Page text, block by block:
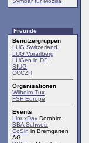
Freunde
Benutzergruppen
LUG Switzerland
LUG Vorarlberg
LUGen in DE
SIUG
CCCZH
Organisationen
Wilhelm Tux
FSF Europe
Events
LinuxDay Dornbirn
BBA Schweiz
CoSin in Bremgarten
AG